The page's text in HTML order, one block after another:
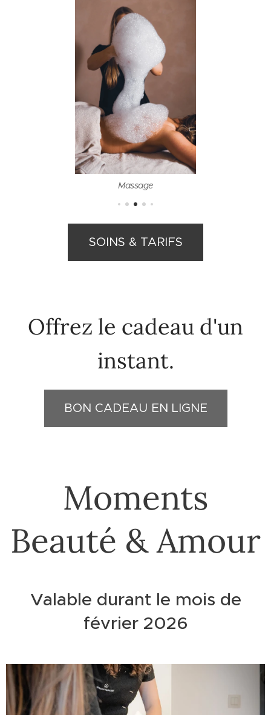
Massage
SOINS & TARIFS
Offrez le cadeau d'un
instant.
BON CADEAU EN LIGNE
Moments
Beauté & Amour
Valable durant le mois de
février 2026